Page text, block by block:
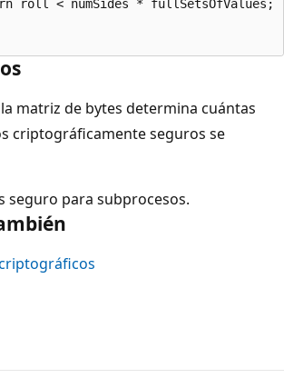
roll < numSides * fullSetsOfValues;
matriz de bytes determina cuántas
criptográficamente seguros se
seguro para subprocesos.